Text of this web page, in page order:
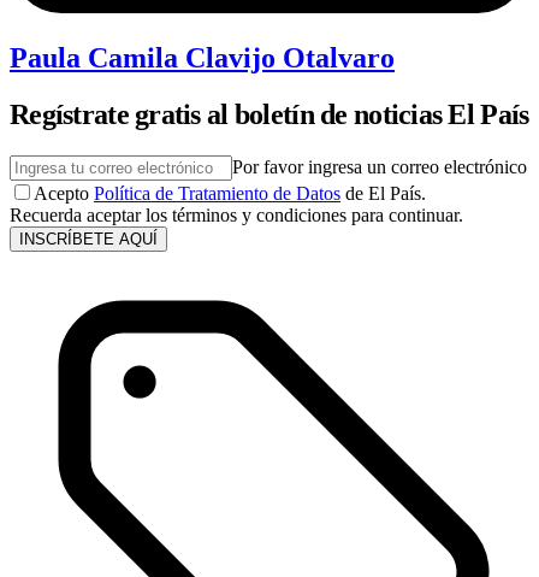
Paula Camila Clavijo Otalvaro
Regístrate gratis al boletín de noticias El País
Por favor ingresa un correo electrónico
Acepto Política de Tratamiento de Datos de El País.
Recuerda aceptar los términos y condiciones para continuar.
INSCRÍBETE AQUÍ